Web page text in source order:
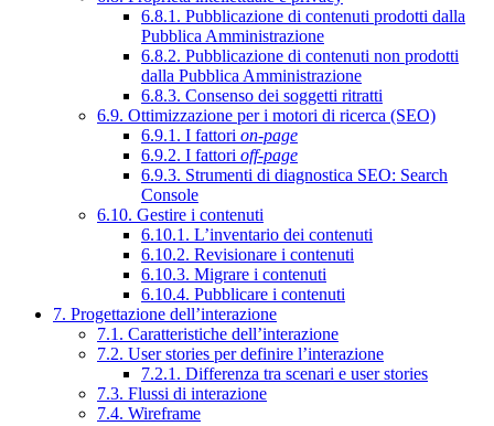
6.8.1. Pubblicazione di contenuti prodotti dalla
Pubblica Amministrazione
6.8.2. Pubblicazione di contenuti non prodotti
dalla Pubblica Amministrazione
6.8.3. Consenso dei soggetti ritratti
6.9. Ottimizzazione per i motori di ricerca (SEO)
6.9.1. I fattori on-page
6.9.2. I fattori off-page
6.9.3. Strumenti di diagnostica SEO: Search
Console
6.10. Gestire i contenuti
6.10.1. L’inventario dei contenuti
6.10.2. Revisionare i contenuti
6.10.3. Migrare i contenuti
6.10.4. Pubblicare i contenuti
7. Progettazione dell’interazione
7.1. Caratteristiche dell’interazione
7.2. User stories per definire l’interazione
7.2.1. Differenza tra scenari e user stories
7.3. Flussi di interazione
7.4. Wireframe